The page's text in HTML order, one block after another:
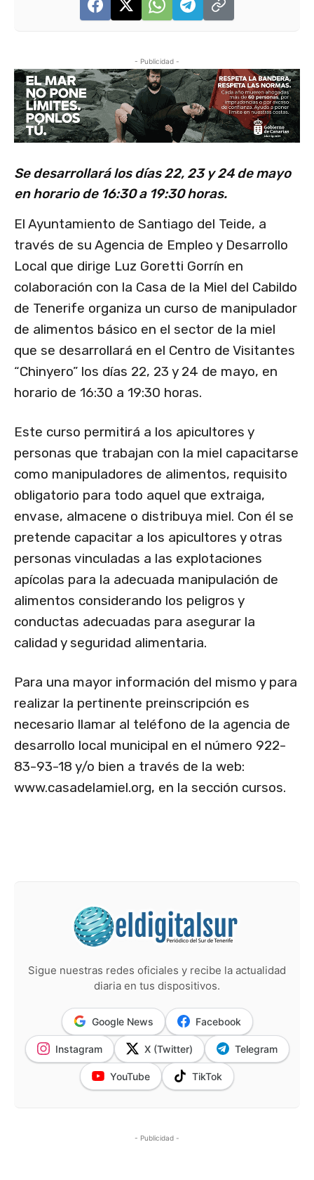
- Publicidad -
Se desarrollará los días 22, 23 y 24 de mayo
en horario de 16:30 a 19:30 horas.
El Ayuntamiento de Santiago del Teide, a
través de su Agencia de Empleo y Desarrollo
Local que dirige Luz Goretti Gorrín en
colaboración con la Casa de la Miel del Cabildo
de Tenerife organiza un curso de manipulador
de alimentos básico en el sector de la miel
que se desarrollará en el Centro de Visitantes
“Chinyero” los días 22, 23 y 24 de mayo, en
horario de 16:30 a 19:30 horas.
Este curso permitirá a los apicultores y
personas que trabajan con la miel capacitarse
como manipuladores de alimentos, requisito
obligatorio para todo aquel que extraiga,
envase, almacene o distribuya miel. Con él se
pretende capacitar a los apicultores y otras
personas vinculadas a las explotaciones
apícolas para la adecuada manipulación de
alimentos considerando los peligros y
conductas adecuadas para asegurar la
calidad y seguridad alimentaria.
Para una mayor información del mismo y para
realizar la pertinente preinscripción es
necesario llamar al teléfono de la agencia de
desarrollo local municipal en el número 922-
83-93-18 y/o bien a través de la web:
www.casadelamiel.org, en la sección cursos.
Sigue nuestras redes oficiales y recibe la actualidad
diaria en tus dispositivos.
Google News Facebook
Instagram X (Twitter) Telegram
YouTube TikTok
- Publicidad -